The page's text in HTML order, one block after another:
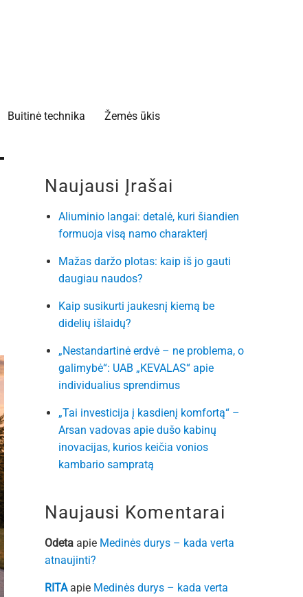
Buitinė technika Žemės ūkis
Naujausi Įrašai
Aliuminio langai: detalė, kuri šiandien
formuoja visą namo charakterį
Mažas daržo plotas: kaip iš jo gauti
daugiau naudos?
Kaip susikurti jaukesnį kiemą be
didelių išlaidų?
„Nestandartinė erdvė – ne problema, o
galimybė“: UAB „KEVALAS“ apie
individualius sprendimus
„Tai investicija į kasdienį komfortą“ –
Arsan vadovas apie dušo kabinų
inovacijas, kurios keičia vonios
kambario sampratą
Naujausi Komentarai
Odetaapie Medinės durys – kada verta
atnaujinti?
RITAapie Medinės durys – kada verta